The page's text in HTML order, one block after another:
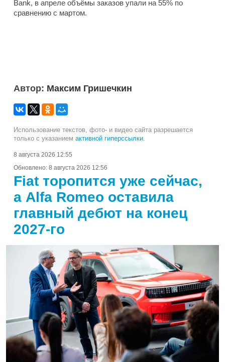
Bank, в апреле объёмы заказов упали на 55% по
сравнению с мартом.
Автор: Максим Гришечкин
Использование текстов, фото- и видео сайта разрешается
только с указанием активной гиперссылки
8 августа 2026 12:55
Обновлено: 8 августа 2026 12:56
Fiat торопится уже сейчас,
а Alfa Romeo оставила
главный дебют на конец
2027-го